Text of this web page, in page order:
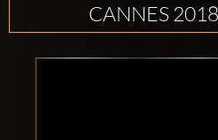
CANNES